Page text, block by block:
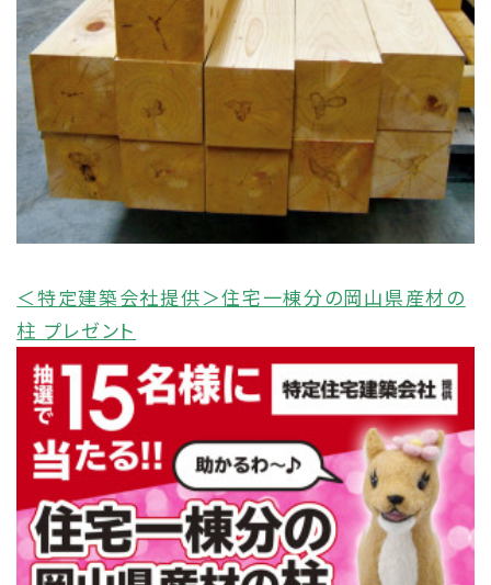
＜特定建築会社提供＞住宅一棟分の岡山県産材の
柱 プレゼント